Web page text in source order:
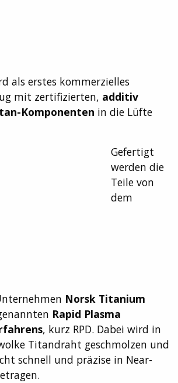
als erstes kommerzielles
mit zertifizierten, additiv
Komponenten in die Lüfte
Gefertigt
werden die
Teile von
dem
Norsk Titanium
Rapid Plasma
, kurz RPD. Dabei wird in
Titandraht geschmolzen und
schnell und präzise in Near-